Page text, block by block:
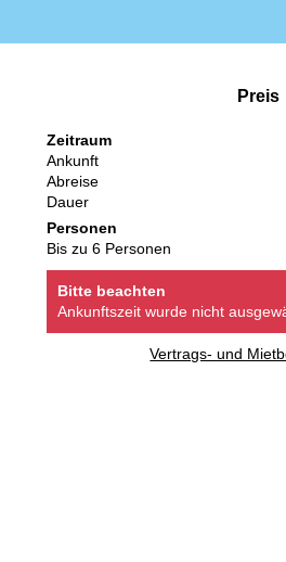
Preis
Zeitraum
Ankunft
Abreise
Dauer
Personen
Bis zu 6 Personen
Bitte beachten
Ankunftszeit wurde nicht
Vertrags- und